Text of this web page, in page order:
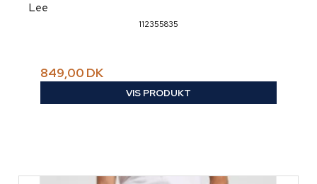
Lee
112355835
849,00 DK
VIS PRODUKT